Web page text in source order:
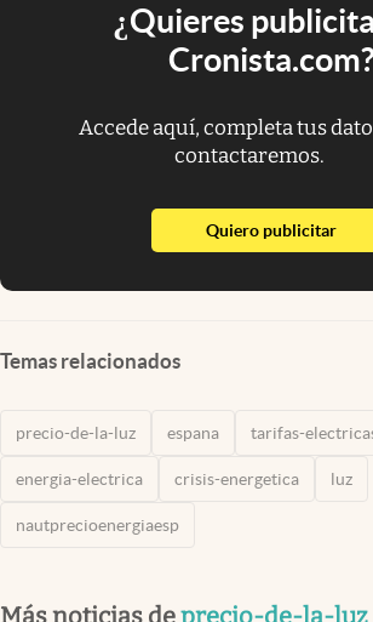
¿Quieres
Cronista.com?
Accede aquí, completa tus
contactaremos.
Quiero publicitarabre
Temas relacionados
precio-de-la-luz espana tarifas-
energia-electrica crisis-energetica luz
nautprecioenergiaesp
Más noticias deprecio-de-la-luz